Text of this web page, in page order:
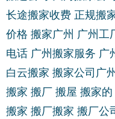
长途搬家收费 正规搬
价格 搬家广州 广州工
电话 广州搬家服务 广
白云搬家 搬家公司广
搬家 搬厂 搬屋 搬家的
搬家 搬厂搬家 搬厂公